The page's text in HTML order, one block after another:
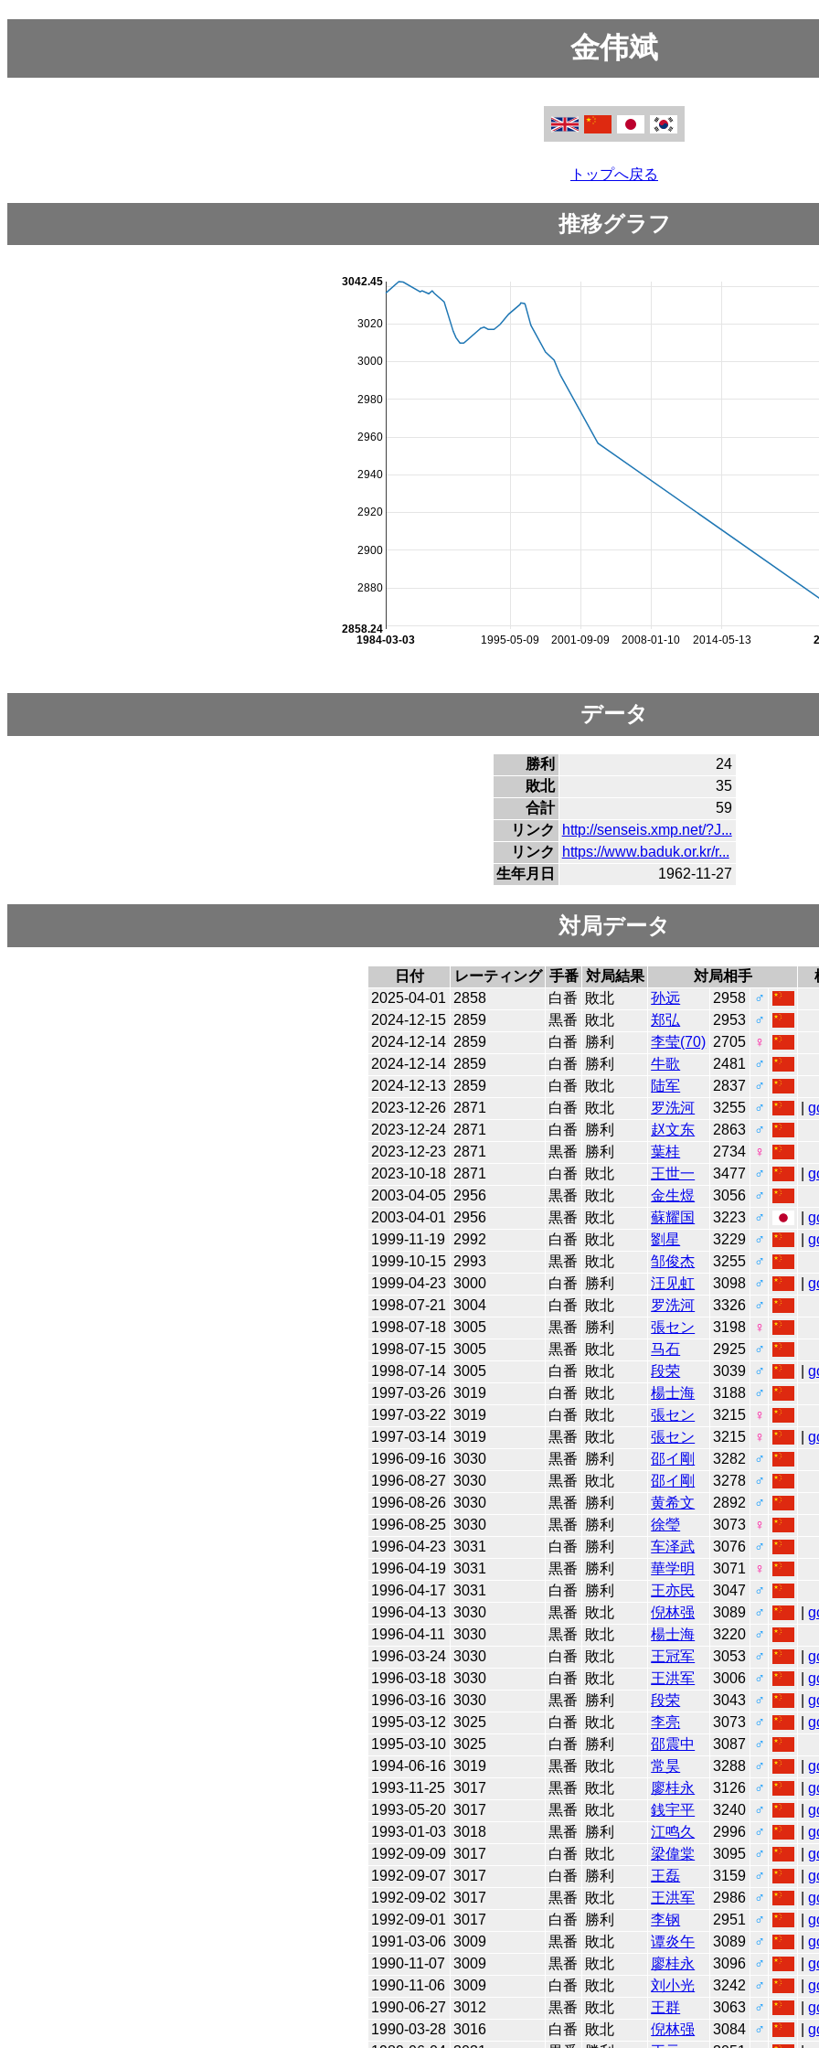
金伟斌
トップへ戻る
推移グラフ
1995-05-09 2001-09-09 2008-01-10 2014-05-13
1984-03-03
2880
2900
2920
2940
2960
2980
3000
3020
2858.24
3042.45
データ
勝利
24
敗北
35
合計
59
リンク
http://senseis.xmp.net/?J...
リンク
https://www.baduk.or.kr/r...
生年月日
1962-11-27
対局データ
日付 レーティング 手番 対局結果 対局相手
2025-04-01 2858 白番 敗北 孙远 2958
♂
2024-12-15 2859 黒番 敗北 郑弘 2953
♂
2024-12-14 2859 白番 勝利 李莹(70) 2705
♀
2024-12-14 2859 白番 勝利 牛歌 2481
♂
2024-12-13 2859 白番 敗北 陆军 2837
♂
2023-12-26 2871 白番 敗北 罗洗河 3255 ♂ |
2023-12-24 2871 白番 勝利 赵文东 2863
♂
2023-12-23 2871 黒番 勝利 葉桂 2734
♀
2023-10-18 2871 白番 敗北 王世一 3477 ♂ |
2003-04-05 2956 黒番 敗北 金生煜 3056
♂
2003-04-01 2956 黒番 敗北 蘇耀国 3223 ♂ |
1999-11-19 2992 白番 敗北 劉星 3229 ♂ |
1999-10-15 2993 黒番 敗北 邹俊杰 3255
♂
1999-04-23 3000 白番 勝利 汪见虹 3098 ♂ |
1998-07-21 3004 白番 敗北 罗洗河 3326
♂
1998-07-18 3005 黒番 勝利 張セン 3198
♀
1998-07-15 3005 黒番 敗北 马石 2925
♂
1998-07-14 3005 白番 敗北 段荣 3039 ♂ |
1997-03-26 3019 白番 敗北 楊士海 3188
♂
1997-03-22 3019 白番 敗北 張セン 3215
♀
1997-03-14 3019 黒番 敗北 張セン 3215 ♀ |
1996-09-16 3030 黒番 勝利 邵イ剛 3282
♂
1996-08-27 3030 黒番 敗北 邵イ剛 3278
♂
1996-08-26 3030 黒番 勝利 黄希文 2892
♂
1996-08-25 3030 黒番 勝利 徐瑩 3073
♀
1996-04-23 3031 白番 勝利 车泽武 3076
♂
1996-04-19 3031 黒番 勝利 華学明 3071
♀
1996-04-17 3031 白番 勝利 王亦民 3047
♂
1996-04-13 3030 黒番 敗北 倪林强 3089 ♂ |
1996-04-11 3030 黒番 敗北 楊士海 3220
♂
1996-03-24 3030 白番 敗北 王冠军 3053 ♂ |
1996-03-18 3030 白番 敗北 王洪军 3006 ♂ |
1996-03-16 3030 黒番 勝利 段荣 3043 ♂ |
1995-03-12 3025 白番 敗北 李亮 3073 ♂ |
1995-03-10 3025 白番 勝利 邵震中 3087
♂
1994-06-16 3019 黒番 敗北 常昊 3288 ♂ |
1993-11-25 3017 黒番 敗北 廖桂永 3126 ♂ |
1993-05-20 3017 黒番 敗北 銭宇平 3240 ♂ |
1993-01-03 3018 黒番 勝利 江鸣久 2996 ♂ |
1992-09-09 3017 白番 敗北 梁偉棠 3095 ♂ |
1992-09-07 3017 白番 勝利 王磊 3159 ♂ |
1992-09-02 3017 黒番 敗北 王洪军 2986 ♂ |
1992-09-01 3017 白番 勝利 李钢 2951 ♂ |
1991-03-06 3009 黒番 敗北 谭炎午 3089 ♂ |
1990-11-07 3009 黒番 敗北 廖桂永 3096 ♂ |
1990-11-06 3009 白番 敗北 刘小光 3242 ♂ |
1990-06-27 3012 黒番 敗北 王群 3063 ♂ |
1990-03-28 3016 白番 敗北 倪林强 3084 ♂ |